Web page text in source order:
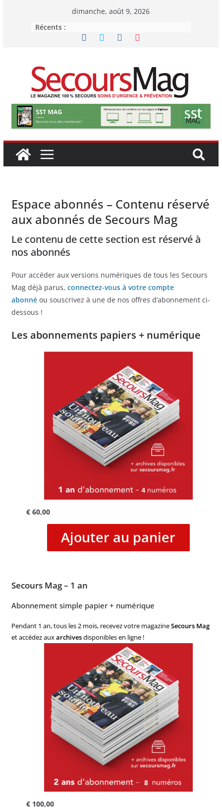
dimanche, août 9, 2026
Récents :
Espace abonnés – Contenu réservé
aux abonnés de Secours Mag
Le contenu de cette section est réservé à
nos abonnés
Pour accéder aux versions numériques de tous les Secours
Mag déjà parus, connectez-vous à votre compte
abonnéou souscrivez à une de nos offres d’abonnement ci-
dessous !
Les abonnements papiers + numérique
€60,00
Ajouter au panier
Secours Mag – 1 an
Abonnement simple papier + numérique
Pendant 1 an, tous les 2 mois, recevez votre magazineSecours Mag
et accédez auxarchivesdisponibles en ligne !
€100,00